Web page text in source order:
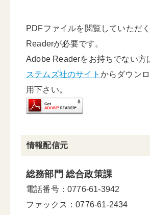
PDFファイルを閲覧していただ
Readerが必要です。
Adobe Readerをお持ちでない方
ステムズ社のサイト からダウン
用下さい。
情報配信元
総務部門 総合政策課
電話番号：0776-61-3942
ファックス：0776-61-2434